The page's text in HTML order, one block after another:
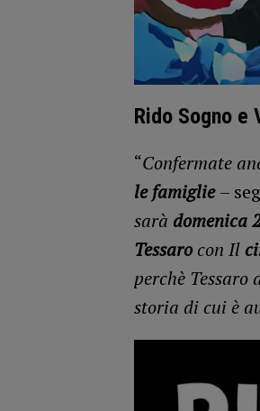
Rido Sogno e
“Confermate
le famiglie –
sarà domenica
Tessarocon Il
perchè
storia di cui è